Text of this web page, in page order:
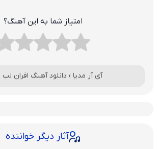
امتیاز شما به این آهنگ؟
آی آر مدیا › دانلود آهنگ افران
آثار دیگر خواننده